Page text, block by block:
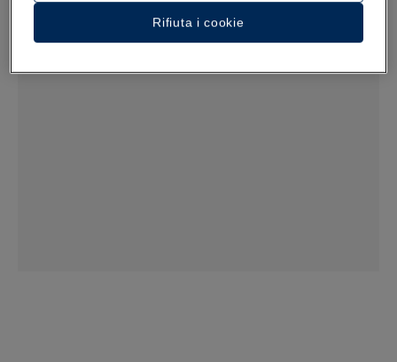
Rifiuta i cookie